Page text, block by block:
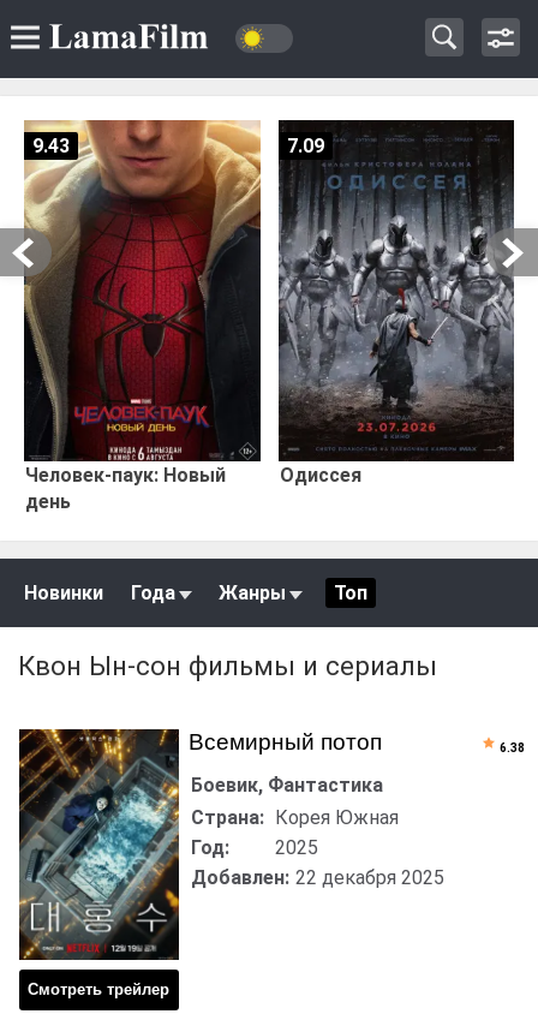
Человек-паук: Новый
день
9.43
Одиссея
7.09
Новинки Года Жанры Топ
Квон Ын-сон фильмы и сериалы
Всемирный потоп
Смотреть трейлер
Боевик, Фантастика
Страна: Корея Южная
Год:
2025
Добавлен: 22 декабря 2025
6.38